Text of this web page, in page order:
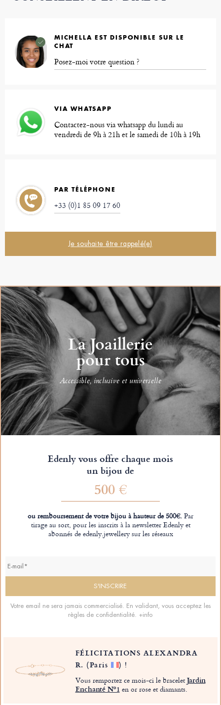
MICHELLA EST DISPONIBLE SUR LE
CHAT
Posez-moi votre question ?
VIA WHATSAPP
Contactez-nous via whatsapp du lundi au
vendredi de 9h à 21h et le samedi de 10h à 19h
PAR TÉLÉPHONE
+33 (0)1 85 09 17 60
Je souhaite être rappelé(e)
La Joaillerie
pour tous
Accessible, inclusive et universelle
Edenly vous offre chaque mois
un bijou de
500 €
ou remboursement de votre bijou à hauteur de 500€.Par
tirage au sort, pour les inscrits à la newsletter Edenly et
abonnés de edenly.jewellery sur les réseaux
Votre email ne sera jamais commercialisé. En validant, vous acceptez les
règles de confidentialité. +info
FÉLICITATIONS ALEXANDRA
R. (Paris ) !
Vous remportez ce mois-ci le braceletJardin
Enchanté Nº1 en or rose et diamants.